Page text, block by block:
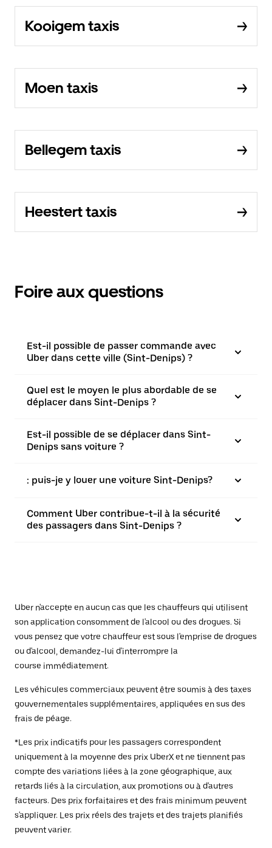
Kooigem taxis
Moen taxis
Bellegem taxis
Heestert taxis
Foire aux questions
Est-il possible de passer commande avec
Uber dans cette ville (Sint-Denips) ?
Quel est le moyen le plus abordable de se
déplacer dans Sint-Denips ?
Est-il possible de se déplacer dans Sint-
Denips sans voiture ?
: puis-je y louer une voiture Sint-Denips?
Comment Uber contribue-t-il à la sécurité
des passagers dans Sint-Denips ?
Uber n'accepte en aucun cas que les chauffeurs qui utilisent
son application consomment de l'alcool ou des drogues. Si
vous pensez que votre chauffeur est sous l'emprise de drogues
ou d'alcool, demandez-lui d'interrompre la
course immédiatement.
Les véhicules commerciaux peuvent être soumis à des taxes
gouvernementales supplémentaires, appliquées en sus des
frais de péage.
*Les prix indicatifs pour les passagers correspondent
uniquement à la moyenne des prix UberX et ne tiennent pas
compte des variations liées à la zone géographique, aux
retards liés à la circulation, aux promotions ou à d'autres
facteurs. Des prix forfaitaires et des frais minimum peuvent
s'appliquer. Les prix réels des trajets et des trajets planifiés
peuvent varier.